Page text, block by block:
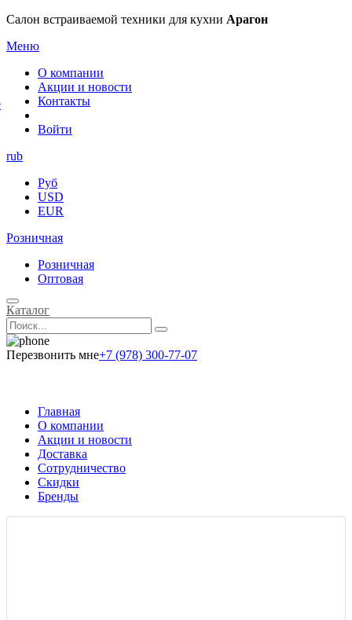
Салон встраиваемой техники для кухни Арагон
Меню
О компании
Акции и новости
Контакты
Войти
rub
Руб
USD
EUR
Розничная
Розничная
Оптовая
Каталог
Перезвонить мне+7 (978) 300-77-07
Главная
О компании
Акции и новости
Доставка
Сотрудничество
Скидки
Бренды